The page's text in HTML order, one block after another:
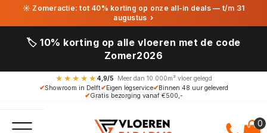
☀ Zomeractie: tot 40% korting op onze all-in deals — t/m 31
augustus ›
🏷️ 10% korting op alle vloeren met de code
Zomer2026
★★★★★ 4,9/5· Meer dan 10.000m² vloer gelegd
✔Showroom in Delft✔Eigen legservice✔Binnen 48 uur geleverd
✔Gratis bezorging vanaf €500,-